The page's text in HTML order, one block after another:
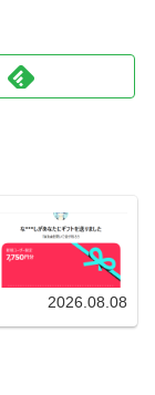
2026.08.08